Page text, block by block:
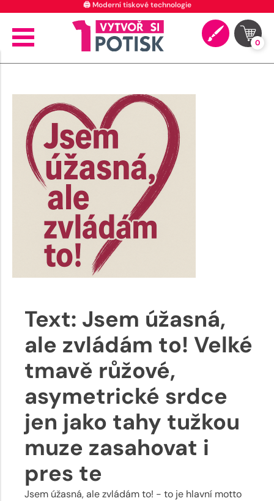
🖨️ Moderní tiskové technologie
0
Text: Jsem úžasná,
ale zvládám to! Velké
tmavě růžové,
asymetrické srdce
jen jako tahy tužkou
muze zasahovat i
pres te
Jsem úžasná, ale zvládám to! - to je hlavní motto